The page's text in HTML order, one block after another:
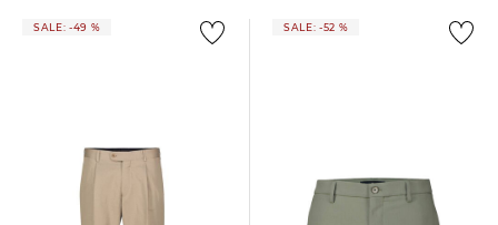
SALE: -49 % SALE: -52 %